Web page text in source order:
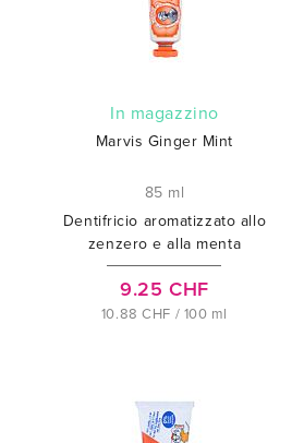
In magazzino
Marvis Ginger Mint
85 ml
Dentifricio aromatizzato allo
zenzero e alla menta
9.25 CHF
10.88 CHF / 100 ml